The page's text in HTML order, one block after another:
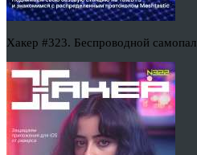
Хакер #323. Беспроводной самопал